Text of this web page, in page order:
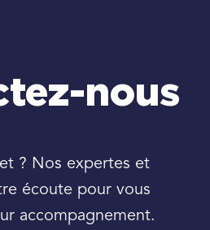
nous
? Nos expertes et
écoute pour vous
accompagnement.